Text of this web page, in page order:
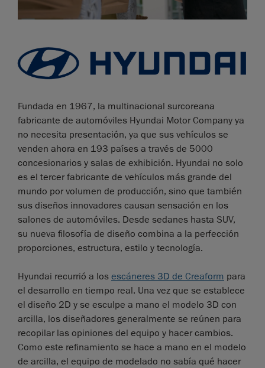
Fundada en 1967, la multinacional surcoreana
fabricante de automóviles Hyundai Motor Company ya
no necesita presentación, ya que sus vehículos se
venden ahora en 193 países a través de 5000
concesionarios y salas de exhibición. Hyundai no solo
es el tercer fabricante de vehículos más grande del
mundo por volumen de producción, sino que también
sus diseños innovadores causan sensación en los
salones de automóviles. Desde sedanes hasta SUV,
su nueva filosofía de diseño combina a la perfección
proporciones, estructura, estilo y tecnología.
Hyundai recurrió a los escáneres 3D de Creaform para
el desarrollo en tiempo real. Una vez que se establece
el diseño 2D y se esculpe a mano el modelo 3D con
arcilla, los diseñadores generalmente se reúnen para
recopilar las opiniones del equipo y hacer cambios.
Como este refinamiento se hace a mano en el modelo
de arcilla, el equipo de modelado no sabía qué hacer